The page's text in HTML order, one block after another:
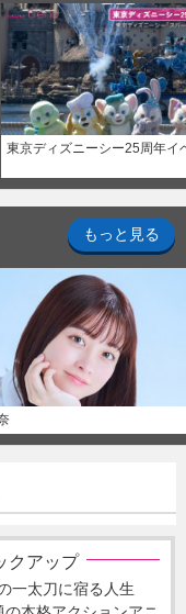
東京ディズニーシー25周年イ
もっと見る
クアップ
一太刀に宿る人生